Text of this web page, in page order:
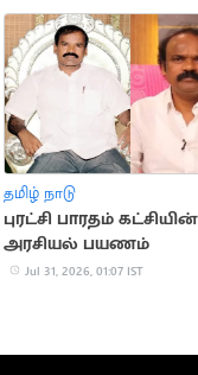
தமிழ் நாடு
புரட்சி பாரதம் கட்சியின்
அரசியல் பயணம்
Jul 31, 2026, 01:07 IST